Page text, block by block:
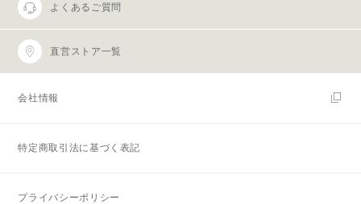
よくあるご質問
直営ストア一覧
会社情報
特定商取引法に基づく表記
プライバシーポリシー